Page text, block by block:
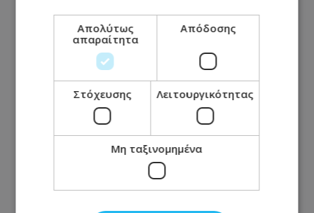
Απολύτως
απαραίτητα
Απόδοσης
Στόχευσης Λειτουργικότητας
Μη ταξινομημένα